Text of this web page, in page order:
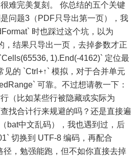
难完美复刻。 你总结的五个关键
问题3（PDF只导出第一页），我
时也踩过这个坑，以为
，结果只导出一页，去掉参数才正
1).End(-4162)` 定位最
见的 `Ctrl+↑` 模拟，对于合并单元
可靠。不过想请教一下：
（比如某些行被隐藏或实际为
找合计行来规避的吗？还是直接遍
bat中文乱码），我也遇到过，后
切换到 UTF-8 编码，再配合
径，勉强能跑，但不如你直接去掉